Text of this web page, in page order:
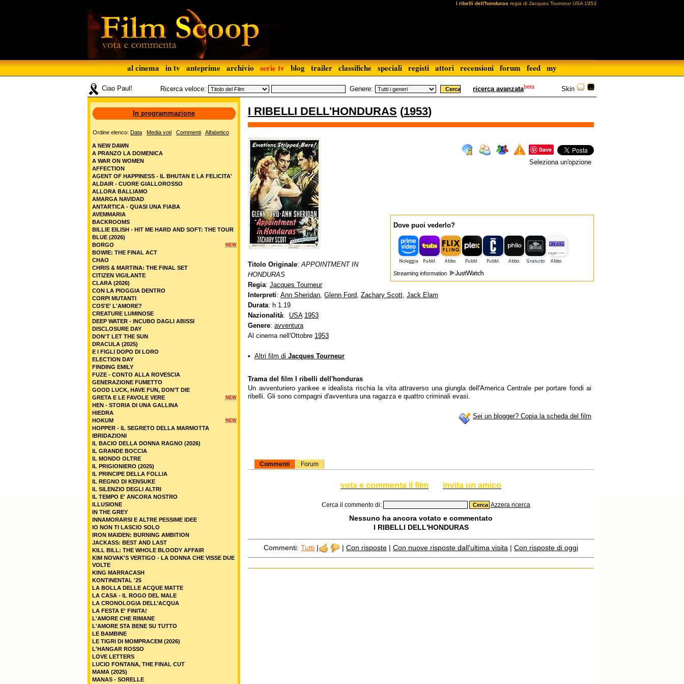
i ribelli dell'honduras regia di Jacques Tourneur USA 1953
al cinema in tv anteprime archivio serie tv blog trailer classifiche speciali registi attori recensioni forum feed my
Skin
Ciao Paul! Ricerca veloce: Genere: ricerca avanzatabeta
I RIBELLI DELL'HONDURAS (1953)
Save
Seleziona un'opzione
Dove puoi vederlo?
Streaming information
Titolo Originale:APPOINTMENT IN
HONDURAS
Regia: Jacques Tourneur
Interpreti: Ann Sheridan, Glenn Ford, Zachary Scott, Jack Elam
Durata: h 1.19
Nazionalità: USA 1953
Genere: avventura
Al cinema nell'Ottobre 1953
• Altri film di Jacques Tourneur
Trama del film I ribelli dell'honduras
Un avventuriero yankee e idealista rischia la vita attraverso una giungla dell'America Centrale per portare fondi ai
ribelli. Gli sono compagni d'avventura una ragazza e quattro criminali evasi.
Sei un blogger? Copia la scheda del film
Commenti Forum
vota e commenta il film invita un amico
Cerca il commento di: Azzera ricerca
Nessuno ha ancora votato e commentato
I RIBELLI DELL'HONDURAS
Commenti: Tutti | | Con risposte | Con nuove risposte dall'ultima visita | Con risposte di oggi
In programmazione
Ordine elenco: Data Media voti Commenti Alfabetico
A NEW DAWN
A PRANZO LA DOMENICA
A WAR ON WOMEN
AFFECTION
AGENT OF HAPPINESS - IL BHUTAN E LA FELICITA'
ALDAIR - CUORE GIALLOROSSO
ALLORA BALLIAMO
AMARGA NAVIDAD
ANTARTICA - QUASI UNA FIABA
AVEMMARIA
BACKROOMS
BILLIE EILISH - HIT ME HARD AND SOFT: THE TOUR
BLUE (2026)
NEW
BORGO
BOWIE: THE FINAL ACT
CHAO
CHRIS & MARTINA: THE FINAL SET
CITIZEN VIGILANTE
CLARA (2026)
CON LA PIOGGIA DENTRO
CORPI MUTANTI
COS'E' L'AMORE?
CREATURE LUMINOSE
DEEP WATER - INCUBO DAGLI ABISSI
DISCLOSURE DAY
DON'T LET THE SUN
DRACULA (2025)
E I FIGLI DOPO DI LORO
ELECTION DAY
FINDING EMILY
FUZE - CONTO ALLA ROVESCIA
GENERAZIONE FUMETTO
GOOD LUCK, HAVE FUN, DON’T DIE
NEW
GRETA E LE FAVOLE VERE
HEN - STORIA DI UNA GALLINA
HIEDRA
NEW
HOKUM
HOPPER - IL SEGRETO DELLA MARMOTTA
IBRIDAZIONI
IL BACIO DELLA DONNA RAGNO (2026)
IL GRANDE BOCCIA
IL MONDO OLTRE
IL PRIGIONIERO (2025)
IL PRINCIPE DELLA FOLLIA
IL REGNO DI KENSUKE
IL SILENZIO DEGLI ALTRI
IL TEMPO E' ANCORA NOSTRO
ILLUSIONE
IN THE GREY
INNAMORARSI E ALTRE PESSIME IDEE
IO NON TI LASCIO SOLO
IRON MAIDEN: BURNING AMBITION
JACKASS: BEST AND LAST
KILL BILL: THE WHOLE BLOODY AFFAIR
KIM NOVAK'S VERTIGO - LA DONNA CHE VISSE DUE
VOLTE
KING MARRACASH
KONTINENTAL '25
LA BOLLA DELLE ACQUE MATTE
LA CASA - IL ROGO DEL MALE
LA CRONOLOGIA DELL’ACQUA
LA FESTA E' FINITA!
L'AMORE CHE RIMANE
L'AMORE STA BENE SU TUTTO
LE BAMBINE
LE TIGRI DI MOMPRACEM (2026)
L'HANGAR ROSSO
LOVE LETTERS
LUCIO FONTANA, THE FINAL CUT
MAMA (2025)
MANAS - SORELLE